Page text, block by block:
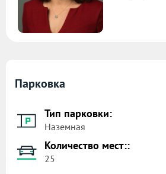
Парковка
Тип парковки:
Наземная
Количество мест::
25